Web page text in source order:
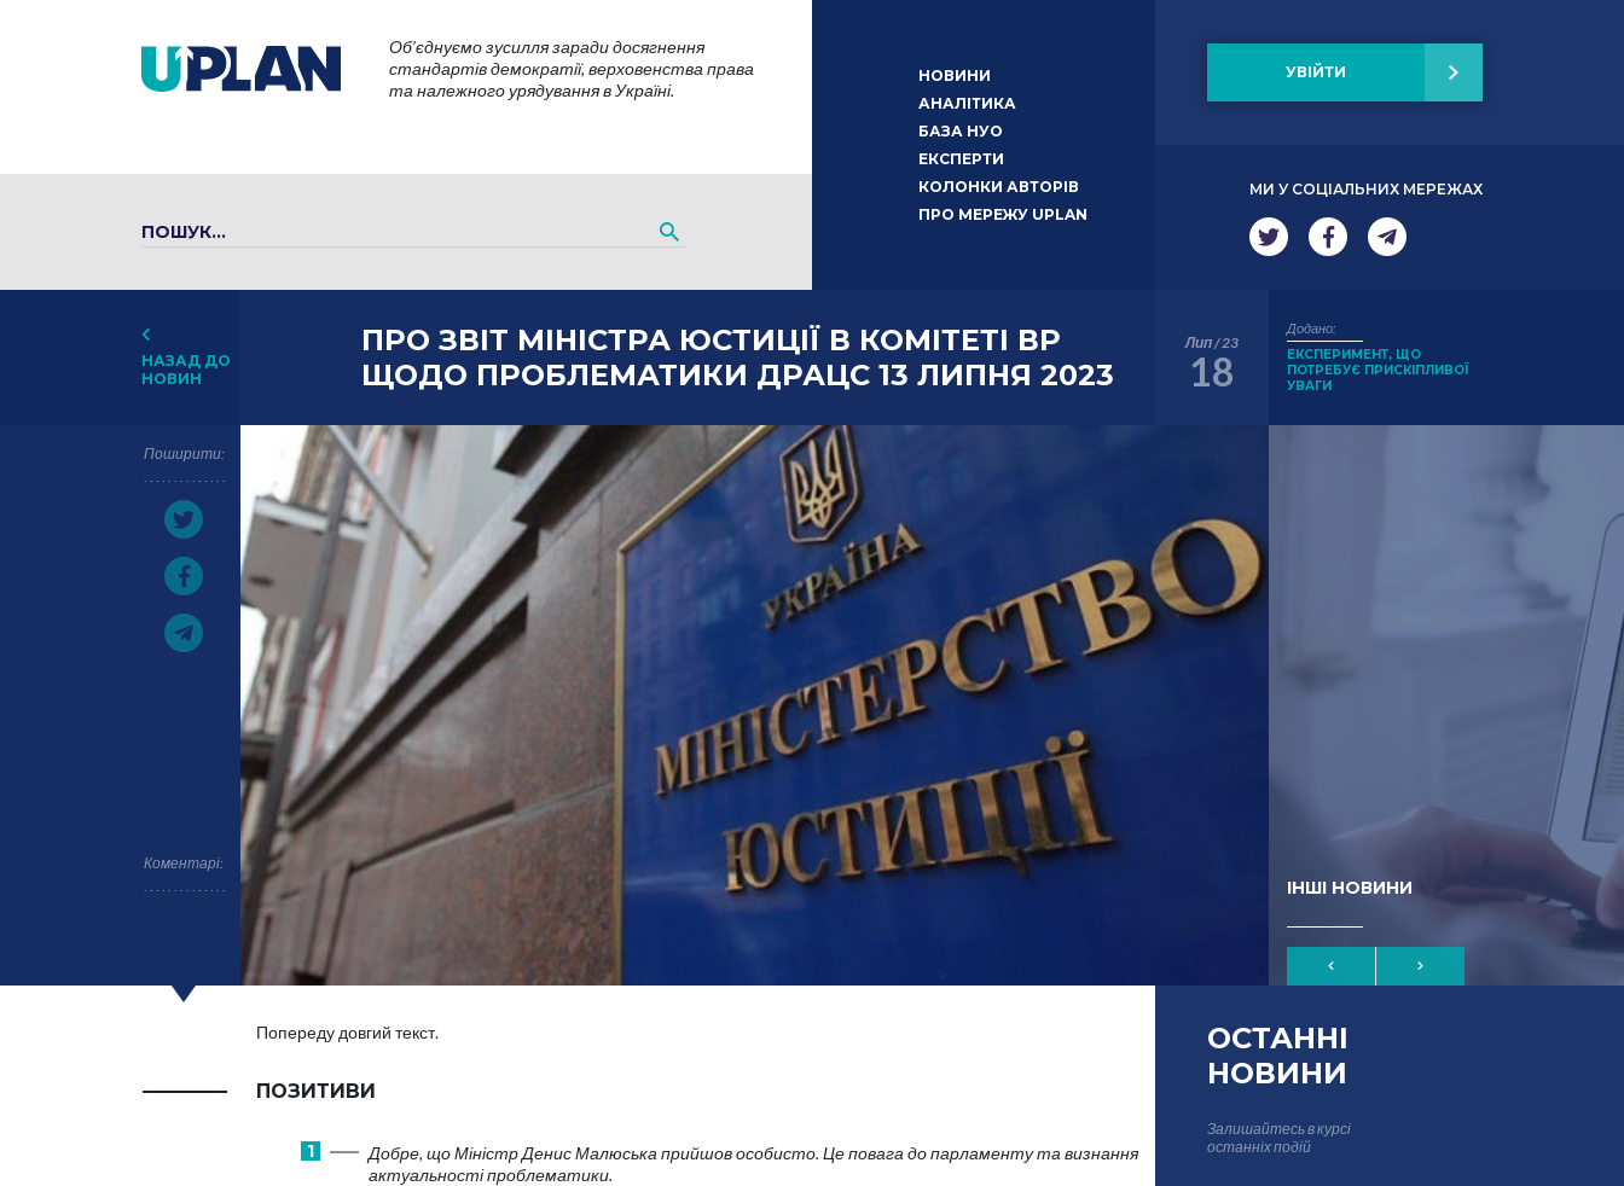
Об’єднуємо зусилля заради досягнення
стандартів демократії, верховенства права
та належного урядування в Україні.
НОВИНИ
АНАЛІТИКА
БАЗА НУО
ЕКСПЕРТИ
КОЛОНКИ АВТОРІВ
ПРО МЕРЕЖУ UPLAN
УВІЙТИ
МИ У СОЦІАЛЬНИХ МЕРЕЖАХ
НАЗАД ДО
НОВИН
Поширити:
Коментарі:
ПРО ЗВІТ МІНІСТРА ЮСТИЦІЇ В КОМІТЕТІ ВР
ЩОДО ПРОБЛЕМАТИКИ ДРАЦС 13 ЛИПНЯ 2023
Лип / 23
18
Додано:
ЕКСПЕРИМЕНТ, ЩО
ПОТРЕБУЄ ПРИСКІПЛИВОЇ
УВАГИ
ІНШІ НОВИНИ
Попереду довгий текст.
ПОЗИТИВИ
Добре, що Міністр Денис Малюська прийшов особисто. Це повага до парламенту та визнання
актуальності проблематики.
ОСТАННІ
НОВИНИ
Залишайтесь в курсі
останніх подій